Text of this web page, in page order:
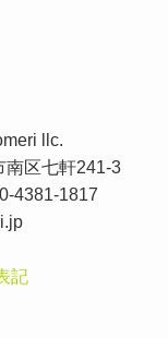
llc.
南区七軒241-3
4381-1817
記